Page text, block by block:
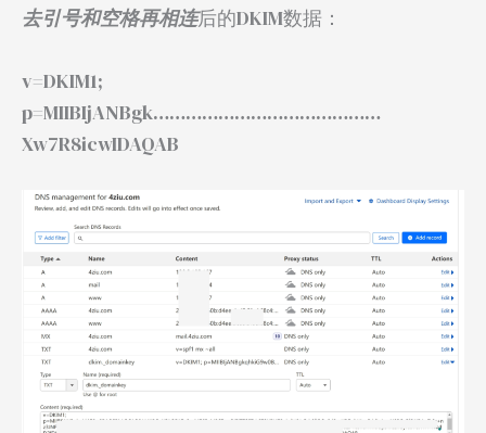
去引号和空格再相连后的DKIM数据：
v=DKIM1;
p=MIIBIjANBgk……………………………………
Xw7R8icwIDAQAB